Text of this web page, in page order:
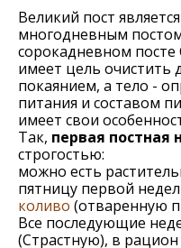
Великий пост
многодневным
сорокадневном посте
имеет цель очистить
покаянием, а тело -
питания и составом
имеет свои
Так, первая постная
строгостью:
можно есть
пятницу первой
коливо (отваренную
Все последующие
(Страстную), в